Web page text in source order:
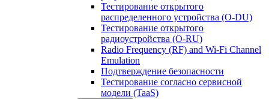
Тестирование открытого
распределенного устройства (O-DU)
Тестирование открытого
радиоустройства (O-RU)
Radio Frequency (RF) and Wi-Fi Channel
Emulation
Подтверждение безопасности
Тестирование согласно сервисной
модели (TaaS)